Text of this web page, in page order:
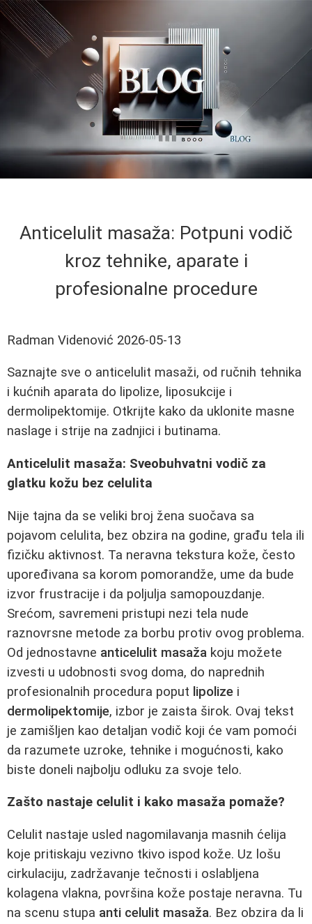
Anticelulit masaža: Potpuni vodič
kroz tehnike, aparate i
profesionalne procedure
Radman Videnović 2026-05-13
Saznajte sve o anticelulit masaži, od ručnih tehnika
i kućnih aparata do lipolize, liposukcije i
dermolipektomije. Otkrijte kako da uklonite masne
naslage i strije na zadnjici i butinama.
Anticelulit masaža: Sveobuhvatni vodič za
glatku kožu bez celulita
Nije tajna da se veliki broj žena suočava sa
pojavom celulita, bez obzira na godine, građu tela ili
fizičku aktivnost. Ta neravna tekstura kože, često
upoređivana sa korom pomorandže, ume da bude
izvor frustracije i da poljulja samopouzdanje.
Srećom, savremeni pristupi nezi tela nude
raznovrsne metode za borbu protiv ovog problema.
Od jednostavne anticelulit masaža koju možete
izvesti u udobnosti svog doma, do naprednih
profesionalnih procedura poput lipolize i
dermolipektomije, izbor je zaista širok. Ovaj tekst
je zamišljen kao detaljan vodič koji će vam pomoći
da razumete uzroke, tehnike i mogućnosti, kako
biste doneli najbolju odluku za svoje telo.
Zašto nastaje celulit i kako masaža pomaže?
Celulit nastaje usled nagomilavanja masnih ćelija
koje pritiskaju vezivno tkivo ispod kože. Uz lošu
cirkulaciju, zadržavanje tečnosti i oslabljena
kolagena vlakna, površina kože postaje neravna. Tu
na scenu stupa anti celulit masaža. Bez obzira da li